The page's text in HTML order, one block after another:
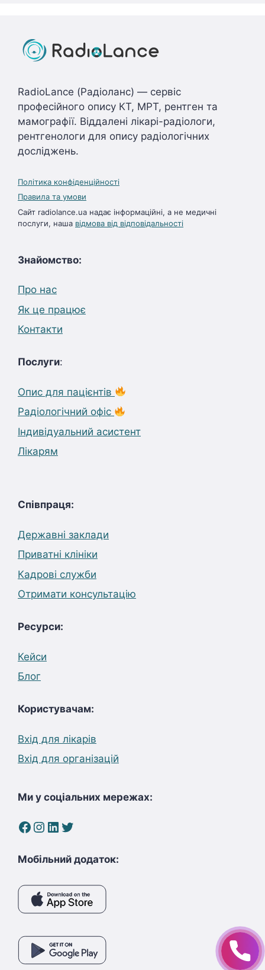
RadioLance (Радіоланс) — сервіс
професійного опису КТ, МРТ, рентген та
мамографії. Віддалені лікарі-радіологи,
рентгенологи для опису радіологічних
досліджень.
Політика конфіденційності
Правила та умови
Сайт radiolance.ua надає інформаційні, а не медичні
послуги, наша відмова від відповідальності
Знайомство:
Про нас
Як це працює
Контакти
Послуги:
Опис для пацієнтів
Радіологічний офіс
Індивідуальний асистент
Лікарям
Співпраця:
Державні заклади
Приватні клініки
Кадрові служби
Отримати консультацію
Ресурси:
Кейси
Блог
Користувачам:
Вхід для лікарів
Вхід для організацій
Ми у соціальних мережах:
Facebook
Instagram
LinkedIn
Twitter
Мобільний додаток: